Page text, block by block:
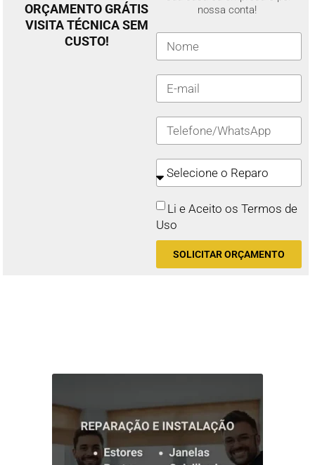
ORÇAMENTO GRÁTIS
VISITA TÉCNICA SEM
CUSTO!
nossa conta!
Li e Aceito os Termos de
Uso
SOLICITAR ORÇAMENTO